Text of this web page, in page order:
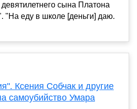
сына Платона
"На еду в школе [деньги] даю.
Ксения Собчак и другие
самоубийство Умара